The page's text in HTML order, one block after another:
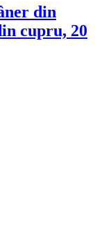
din
cupru, 20